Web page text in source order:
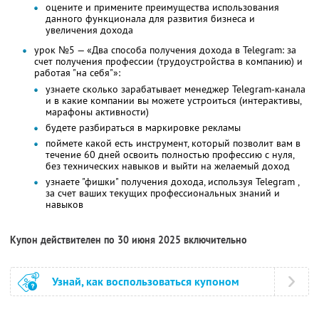
оцените и примените преимущества использования
данного функционала для развития бизнеса и
увеличения дохода
урок №5 — «Два способа получения дохода в Telegram: за
счет получения профессии (трудоустройства в компанию) и
работая "на себя"»:
узнаете сколько зарабатывает менеджер Telegram-канала
и в какие компании вы можете устроиться (интерактивы,
марафоны активности)
будете разбираться в маркировке рекламы
поймете какой есть инструмент, который позволит вам в
течение 60 дней освоить полностью профессию с нуля,
без технических навыков и выйти на желаемый доход
узнаете "фишки" получения дохода, используя Telegram ,
за счет ваших текущих профессиональных знаний и
навыков
Купон действителен по 30 июня 2025 включительно
Узнай, как воспользоваться купоном